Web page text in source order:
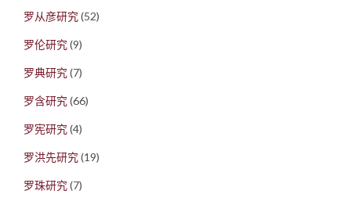
罗从彦研究(52)
罗伦研究(9)
罗典研究(7)
罗含研究(66)
罗宪研究(4)
罗洪先研究(19)
罗珠研究(7)